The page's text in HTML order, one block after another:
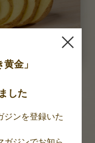
旨み
は、
金」
した
ジンを登録いた